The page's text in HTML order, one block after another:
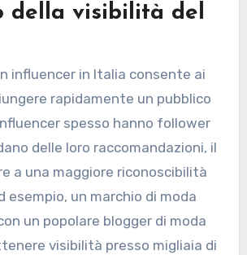
della visibilità del
influencer in Italia consente ai
rapidamente un pubblico
spesso hanno follower
delle loro raccomandazioni, il
a una maggiore riconoscibilità
esempio, un marchio di moda
un popolare blogger di moda
visibilità presso migliaia di